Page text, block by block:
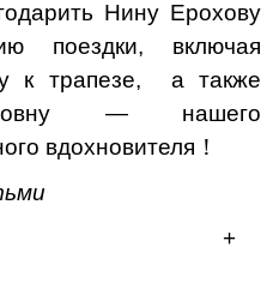
Нину Ерохову
поездки, включая
к трапезе, а также
— нашего
вдохновителя！